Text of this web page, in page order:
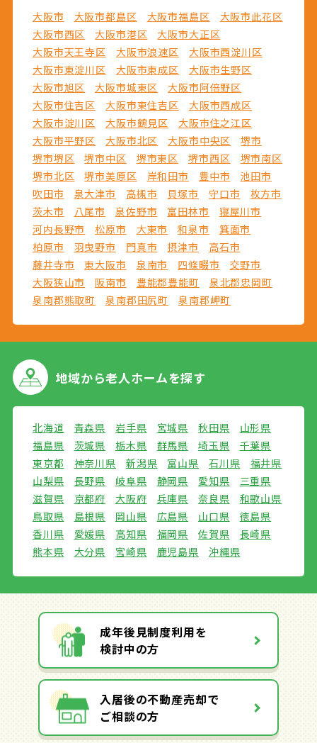
大阪市 大阪市都島区 大阪市福島区
大阪市此花区
大阪市西区
大阪市港区
大阪市大正区
大阪市天王寺区
大阪市浪速区
大阪市西淀川区
大阪市東淀川区
大阪市東成区
大阪市生野区
大阪市旭区
大阪市城東区
大阪市阿倍野区
大阪市住吉区
大阪市東住吉区
大阪市西成区
大阪市淀川区
大阪市鶴見区
大阪市住之江区
大阪市平野区
大阪市北区 大阪市中央区
堺市
堺市堺区
堺市中区 堺市東区 堺市西区
堺市南区
堺市北区
堺市美原区 岸和田市 豊中市
池田市
吹田市
泉大津市 高槻市 貝塚市 守口市
枚方市
茨木市
八尾市 泉佐野市 富田林市
寝屋川市
河内長野市
松原市 大東市 和泉市
箕面市
柏原市
羽曳野市 門真市 摂津市
高石市
藤井寺市
東大阪市 泉南市 四條畷市
交野市
大阪狭山市
阪南市 豊能郡豊能町
泉北郡忠岡町
泉南郡熊取町
泉南郡田尻町 泉南郡岬町
地域から老人ホームを探す
北海道 青森県 岩手県 宮城県 秋田県
山形県
福島県
茨城県 栃木県 群馬県 埼玉県
千葉県
東京都
神奈川県 新潟県 富山県 石川県
福井県
山梨県
長野県 岐阜県 静岡県 愛知県
三重県
滋賀県
京都府 大阪府 兵庫県 奈良県
和歌山県
鳥取県
島根県 岡山県 広島県 山口県
徳島県
香川県
愛媛県 高知県 福岡県 佐賀県
長崎県
熊本県
大分県 宮崎県 鹿児島県 沖縄県
成年後見制度利用を
検討中の方
入居後の不動産売却で
ご相談の方